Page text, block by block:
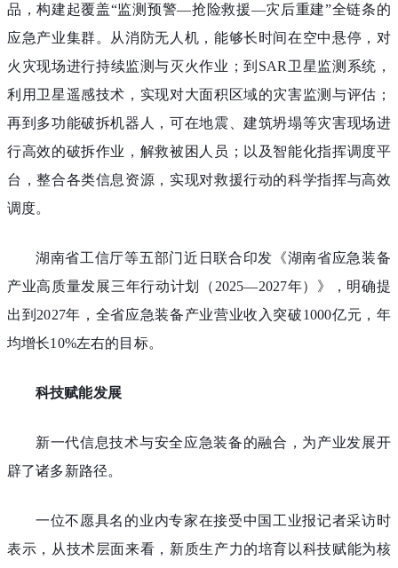
品，构建起覆盖“监测预警—抢险救援—灾后重建”全链条的
应急产业集群。从消防无人机，能够长时间在空中悬停，对
火灾现场进行持续监测与灭火作业；到SAR卫星监测系统，
利用卫星遥感技术，实现对大面积区域的灾害监测与评估；
再到多功能破拆机器人，可在地震、建筑坍塌等灾害现场进
行高效的破拆作业，解救被困人员；以及智能化指挥调度平
台，整合各类信息资源，实现对救援行动的科学指挥与高效
调度。
湖南省工信厅等五部门近日联合印发《湖南省应急装备
产业高质量发展三年行动计划（2025—2027年）》，明确提
出到2027年，全省应急装备产业营业收入突破1000亿元，年
均增长10%左右的目标。
科技赋能发展
新一代信息技术与安全应急装备的融合，为产业发展开
辟了诸多新路径。
一位不愿具名的业内专家在接受中国工业报记者采访时
表示，从技术层面来看，新质生产力的培育以科技赋能为核